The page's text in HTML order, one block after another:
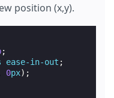
position (x,y).
;
ease-in-out ;
0px);